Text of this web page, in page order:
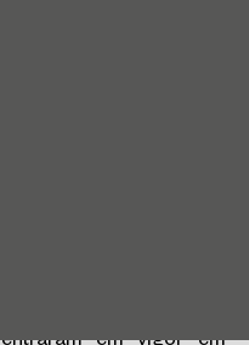
A punição de
de requisitos de
demonstração
iniciativa exclusiva do
que outras
a Fazenda Pública,
improbidade.
original da Lei de